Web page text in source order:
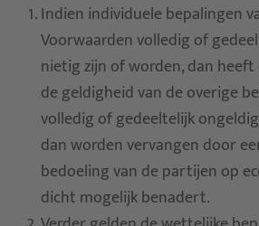
Indien individuele bepalingen
Voorwaarden volledig of
nietig zijn of worden, dan
de geldigheid van de overige
volledig of gedeeltelijk
dan worden vervangen door
bedoeling van de partijen op
dicht mogelijk benadert.